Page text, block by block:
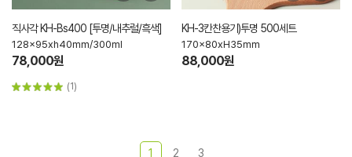
직사각 KH-Bs400 [투명/내추럴/흑색]
128x95xh40mm/300ml
78,000원
(1)
KH-3칸찬용기)투명 500세트
170x80xH35mm
88,000원
1 2 3